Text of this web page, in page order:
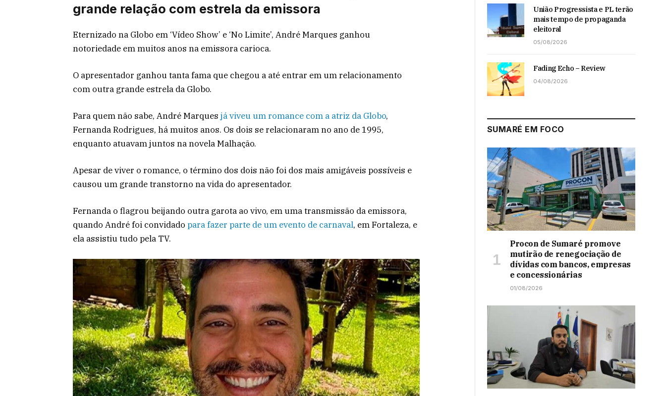
grande relação com estrela da emissora
Eternizado na Globo em ‘Vídeo Show’ e ‘No Limite’, André Marques ganhou
notoriedade em muitos anos na emissora carioca.
O apresentador ganhou tanta fama que chegou a até entrar em um relacionamento
com outra grande estrela da Globo.
Para quem não sabe, André Marques já viveu um romance com a atriz da Globo,
Fernanda Rodrigues, há muitos anos. Os dois se relacionaram no ano de 1995,
enquanto atuavam juntos na novela Malhação.
Apesar de viver o romance, o término dos dois não foi dos mais amigáveis possíveis e
causou um grande transtorno na vida do apresentador.
Fernanda o flagrou beijando outra garota ao vivo, em uma transmissão da emissora,
quando André foi convidado para fazer parte de um evento de carnaval, em Fortaleza, e
ela assistiu tudo pela TV.
União Progressista e PL terão
mais tempo de propaganda
eleitoral
05/08/2026
Fading Echo – Review
04/08/2026
SUMARÉ EM FOCO
Procon de Sumaré promove
mutirão de renegociação de
dívidas com bancos, empresas
e concessionárias
01/08/2026